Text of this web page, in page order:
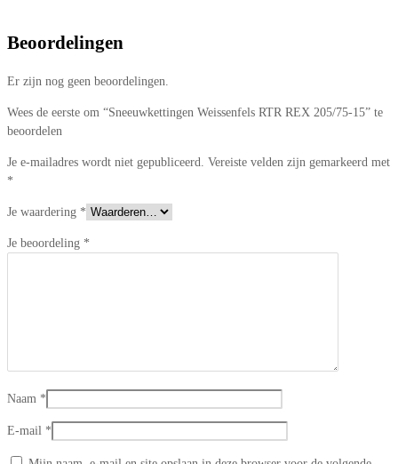
Beoordelingen
Er zijn nog geen beoordelingen.
Wees de eerste om “Sneeuwkettingen Weissenfels RTR REX 205/75-15” te
beoordelen
Je e-mailadres wordt niet gepubliceerd. Vereiste velden zijn gemarkeerd met
*
Je waardering *
Je beoordeling *
Naam *
E-mail *